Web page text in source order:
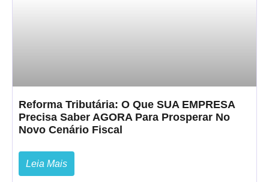
Reforma Tributária: O Que SUA EMPRESA
Precisa Saber AGORA Para Prosperar No
Novo Cenário Fiscal
Leia Mais